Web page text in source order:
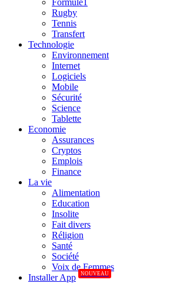
Formule1
Rugby
Tennis
Transfert
Technologie
Environnement
Internet
Logiciels
Mobile
Sécurité
Science
Tablette
Economie
Assurances
Cryptos
Emplois
Finance
La vie
Alimentation
Education
Insolite
Fait divers
Réligion
Santé
Société
Voix de Femmes
Installer App
NOUVEAU